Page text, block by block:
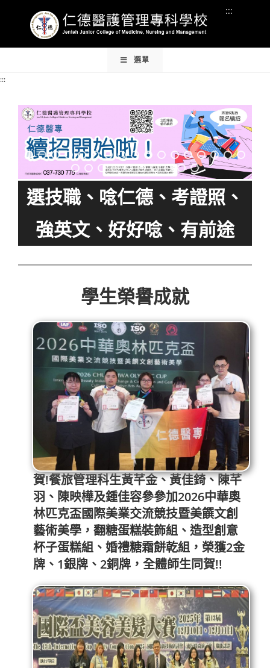
:::
:::
選單
:::
選技職、唸仁德、考證照、
強英文、好好唸、有前途
學生榮譽成就
賀!餐旅管理科生黃芊金、黃佳錡、陳芊
羽、陳映樺及鍾佳容參參加2026中華奧
林匹克盃國際美業交流競技暨美饌文創
藝術美學，翻糖蛋糕裝飾組、造型創意
杯子蛋糕組、婚禮糖霜餅乾組，榮獲2金
牌、1銀牌、2銅牌，全體師生同賀!!